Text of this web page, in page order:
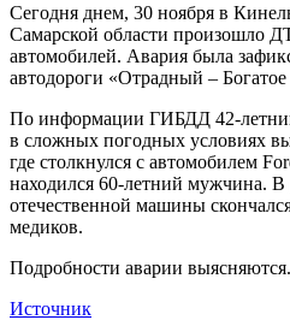
Сегодня днем, 30 ноября в
Самарской области произошло
автомобилей. Авария была
автодороги «Отрадный – Богатое
По информации ГИБДД 42-
в сложных погодных условиях
где столкнулся с автомобилем
находился 60-летний мужчина. В
отечественной машины
медиков.
Подробности аварии выясняются.
Источник